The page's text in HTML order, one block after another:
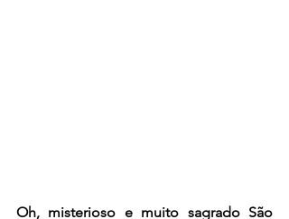
Oh, misterioso e muito sagrado São